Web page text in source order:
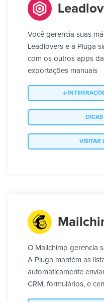
Você gerencia suas
Leadlovers e a Pluga
com os outros apps
exportações manuais
VISITAR
O Mailchimp gerencia
A Pluga mantém as
automaticamente
CRM, formulários, e